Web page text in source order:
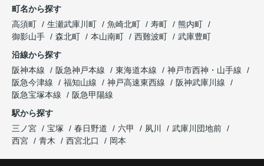
町名から探す
高須町
生瀬武庫川町 魚崎北町 寿町
熊内町
御影山手
森北町 本山南町 西難波町
武庫豊町
沿線から探す
阪神本線
阪急神戸本線 東海道本線
神戸市西神・山手線
阪急今津線
福知山線 神戸高速東西線
阪神武庫川線
阪急宝塚本線
阪急甲陽線
駅から探す
三ノ宮
宝塚 春日野道 六甲 夙川
武庫川団地前
西宮
青木 西宮北口 岡本